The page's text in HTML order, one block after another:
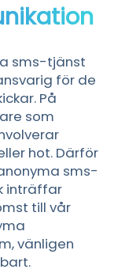
sms-tjänst
för de
På
som
hot. Därför
sms-
inträffar
till vår
vänligen